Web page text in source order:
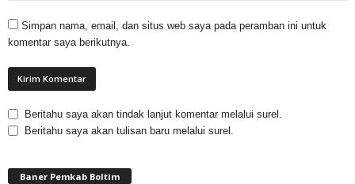
Simpan nama, email, dan situs web saya pada peramban ini untuk
komentar saya berikutnya.
Beritahu saya akan tindak lanjut komentar melalui surel.
Beritahu saya akan tulisan baru melalui surel.
Baner Pemkab Boltim